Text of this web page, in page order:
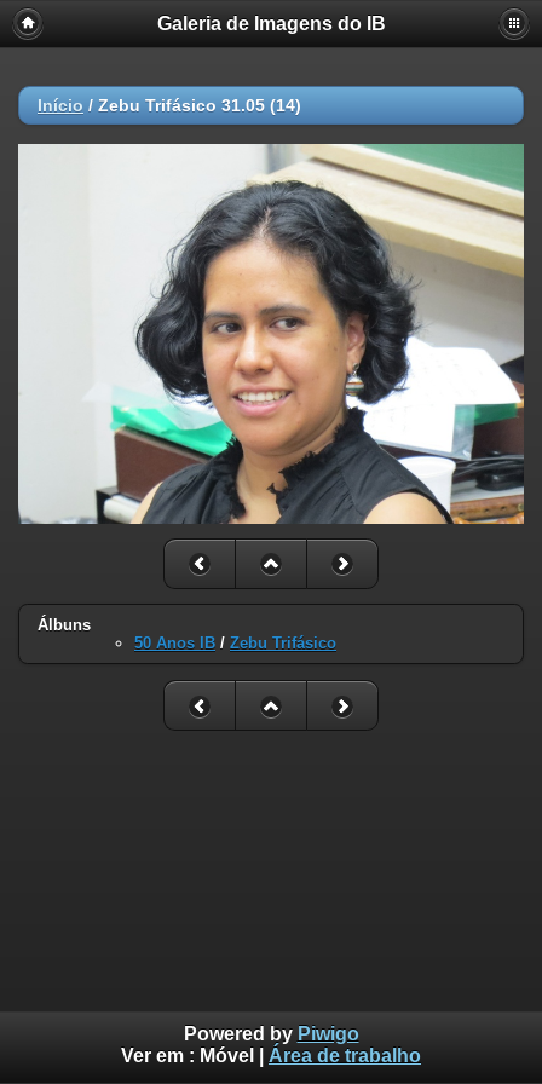
Galeria de Imagens do IB
Início / Zebu Trifásico 31.05 (14)
Álbuns
50 Anos IB / Zebu Trifásico
Powered by Piwigo
Ver em : Móvel Área de trabalho